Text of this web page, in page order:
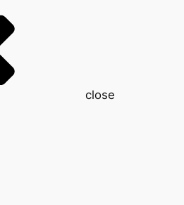
close